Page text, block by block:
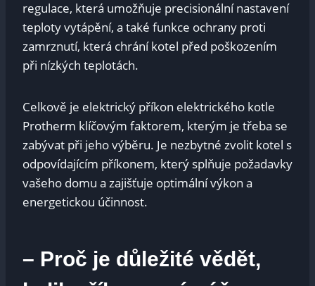
regulace, která umožňuje precisionální nastavení
teploty vytápění, a také funkce ochrany proti
zamrznutí, která chrání kotel před poškozením
při nízkých teplotách.
Celkově je elektrický příkon elektrického kotle
Protherm klíčovým faktorem, kterým je třeba se
zabývat při jeho výběru. Je nezbytné zvolit kotel s
odpovídajícím příkonem, který splňuje požadavky
vašeho domu a zajišťuje optimální výkon a
energetickou účinnost.
– Proč je důležité vědět,